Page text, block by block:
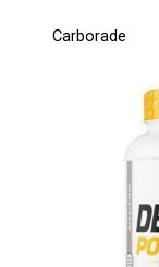
Carborade